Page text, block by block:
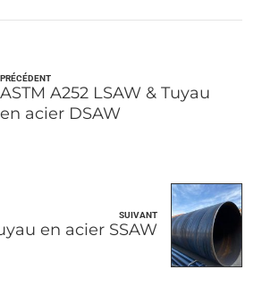
PRÉCÉDENT
ASTM A252 LSAW & Tuyau
en acier DSAW
SUIVANT
en acier SSAW